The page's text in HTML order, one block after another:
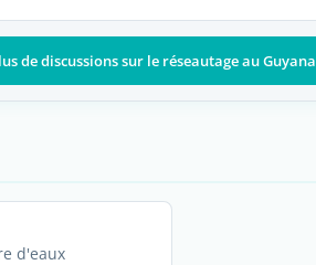
de discussions sur le réseautage au Guyana
d'eaux